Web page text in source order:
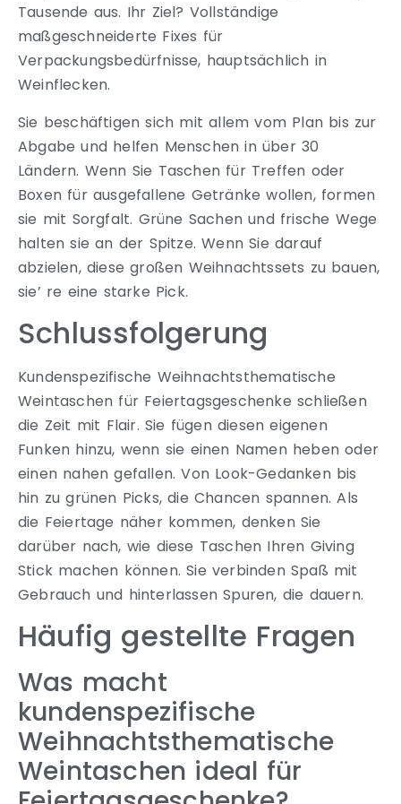
Tausende aus. Ihr Ziel? Vollständige
maßgeschneiderte Fixes für
Verpackungsbedürfnisse, hauptsächlich in
Weinflecken.
Sie beschäftigen sich mit allem vom Plan bis zur
Abgabe und helfen Menschen in über 30
Ländern. Wenn Sie Taschen für Treffen oder
Boxen für ausgefallene Getränke wollen, formen
sie mit Sorgfalt. Grüne Sachen und frische Wege
halten sie an der Spitze. Wenn Sie darauf
abzielen, diese großen Weihnachtssets zu bauen,
sie’ re eine starke Pick.
Schlussfolgerung
Kundenspezifische Weihnachtsthematische
Weintaschen für Feiertagsgeschenke schließen
die Zeit mit Flair. Sie fügen diesen eigenen
Funken hinzu, wenn sie einen Namen heben oder
einen nahen gefallen. Von Look-Gedanken bis
hin zu grünen Picks, die Chancen spannen. Als
die Feiertage näher kommen, denken Sie
darüber nach, wie diese Taschen Ihren Giving
Stick machen können. Sie verbinden Spaß mit
Gebrauch und hinterlassen Spuren, die dauern.
Häufig gestellte Fragen
Was macht
kundenspezifische
Weihnachtsthematische
Weintaschen ideal für